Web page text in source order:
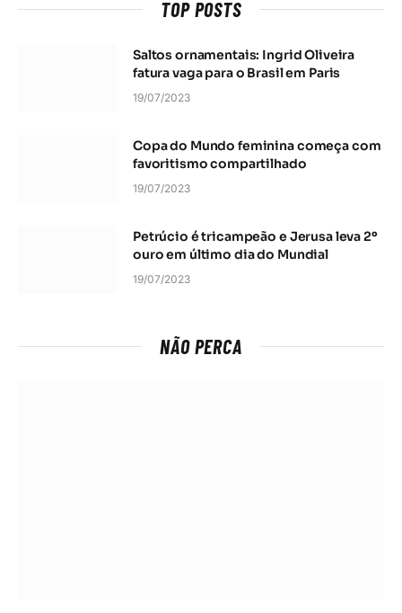
TOP POSTS
Saltos ornamentais: Ingrid Oliveira
fatura vaga para o Brasil em Paris
19/07/2023
Copa do Mundo feminina começa com
favoritismo compartilhado
19/07/2023
Petrúcio é tricampeão e Jerusa leva 2º
ouro em último dia do Mundial
19/07/2023
NÃO PERCA